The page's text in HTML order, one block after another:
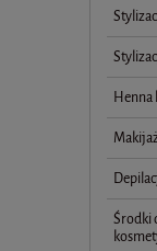
Henna
Środki